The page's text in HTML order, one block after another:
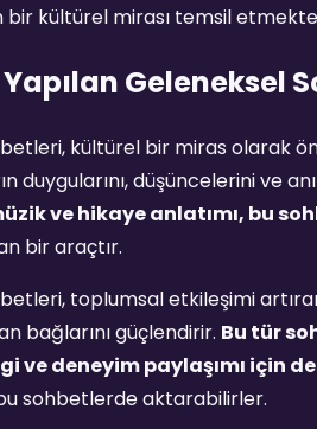
bir kültürel mirası temsil
Geleneksel
kültürel bir miras olarak
duygularını, düşüncelerini ve
ve hikaye anlatımı, bu
bir araçtır.
toplumsal etkileşimi
bağlarını güçlendirir. Bu tür
ve deneyim paylaşımı için
sohbetlerde aktarabilirler.